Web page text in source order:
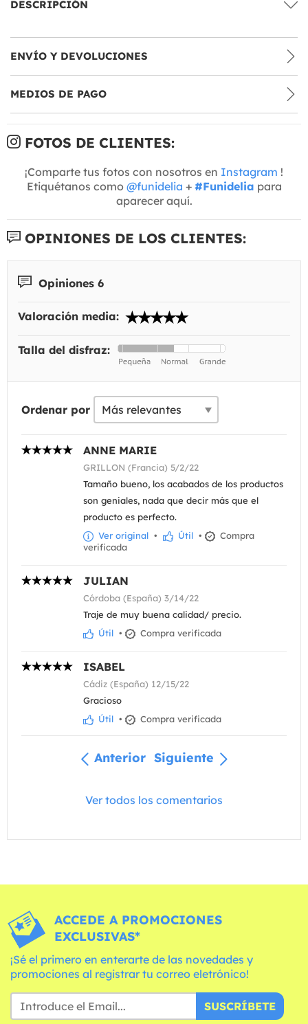
DESCRIPCIÓN
ENVÍO Y DEVOLUCIONES
MEDIOS DE PAGO
FOTOS DE CLIENTES:
¡Comparte tus fotos con nosotros en Instagram !
Etiquétanos como @funidelia + #Funidelia para
aparecer aquí.
OPINIONES DE LOS CLIENTES:
Opiniones 6
Valoración media:
Talla del disfraz:
Ordenar por
ANNE MARIE
GRILLON (Francia) 5/2/22
Tamaño bueno, los acabados de los productos
son geniales, nada que decir más que el
producto es perfecto.
Ver original • Útil •
Compra
verificada
JULIAN
Córdoba (España) 3/14/22
Traje de muy buena calidad/ precio.
Útil • Compra verificada
ISABEL
Cádiz (España) 12/15/22
Gracioso
Útil • Compra verificada
Anterior Siguiente
Ver todos los comentarios
ACCEDE A PROMOCIONES
EXCLUSIVAS*
¡Sé el primero en enterarte de las novedades y
promociones al registrar tu correo eletrónico!
SUSCRÍBETE